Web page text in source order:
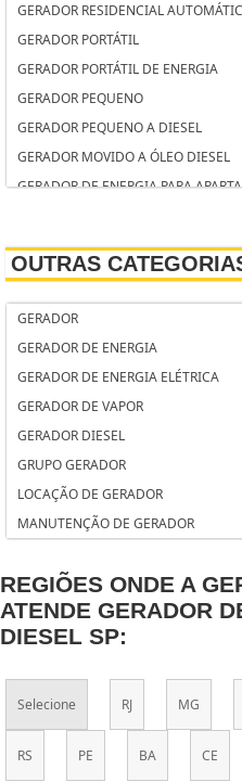
GERADOR RESIDENCIAL
GERADOR PORTÁTIL
GERADOR PORTÁTIL DE ENERGIA
GERADOR PEQUENO
GERADOR PEQUENO A DIESEL
GERADOR MOVIDO A ÓLEO DIESEL
GERADOR DE ENERGIA PARA
GERADOR DE ENERGIA ELÉTRICA
GERADOR DE ENERGIA ELÉTRICA
GERADOR DE ENERGIA DE 30 KVA
GERADOR DE ENERGIA 110 SP
GERADOR DE ENERGIA 10KVA
GERADOR DE ENERGIA 100 KVA
GERADOR DE CARGA E
GERADOR 150 KVA STEMAC PREÇO
GERADOR 110V
OUTRAS
GERADOR
GERADOR DE ENERGIA
GERADOR DE ENERGIA ELÉTRICA
GERADOR DE VAPOR
GERADOR DIESEL
GRUPO GERADOR
LOCAÇÃO DE GERADOR
MANUTENÇÃO DE GERADOR
REGIÕES ONDE A
ATENDE GERADOR
DIESEL SP:
Selecione RJ MG
RS PE BA CE